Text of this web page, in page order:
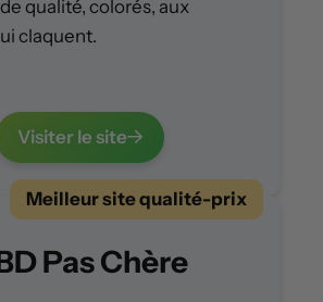
qualité, colorés, aux
claquent.
Visiter le site
Meilleur site qualité-prix
Pas Chère